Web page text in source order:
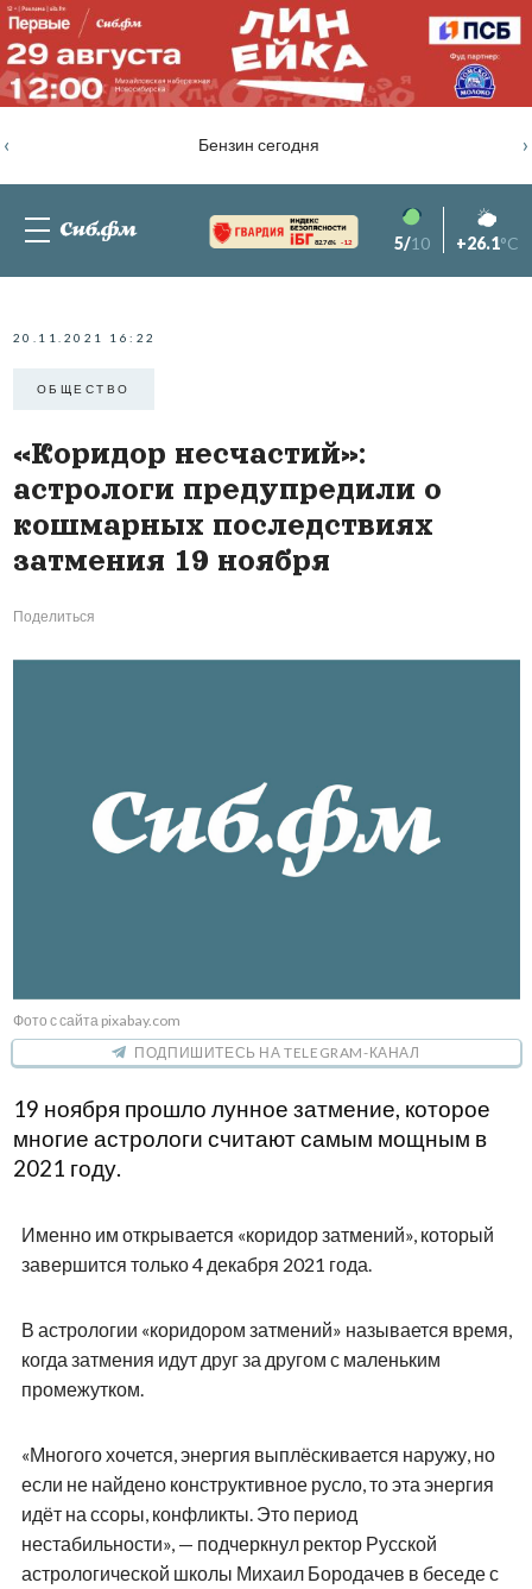
Бензин сегодня
‹ ›
82.76% -1.2 5/10 +26.1°C
20.11.2021 16:22
ОБЩЕСТВО
«Коридор несчастий»:
астрологи предупредили о
кошмарных последствиях
затмения 19 ноября
Поделиться
Фото с сайта pixabay.com
ПОДПИШИТЕСЬ НА TELEGRAM-КАНАЛ
19 ноября прошло лунное затмение, которое
многие астрологи считают самым мощным в
2021 году.
Именно им открывается «коридор затмений», который
завершится только 4 декабря 2021 года.
В астрологии «коридором затмений» называется время,
когда затмения идут друг за другом с маленьким
промежутком.
«Многого хочется, энергия выплёскивается наружу, но
если не найдено конструктивное русло, то эта энергия
идёт на ссоры, конфликты. Это период
нестабильности», — подчеркнул ректор Русской
астрологической школы Михаил Бородачев в беседе с